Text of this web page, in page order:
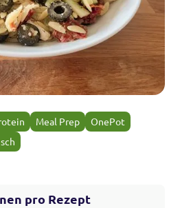
Meal Prep
OnePot
pro Rezept